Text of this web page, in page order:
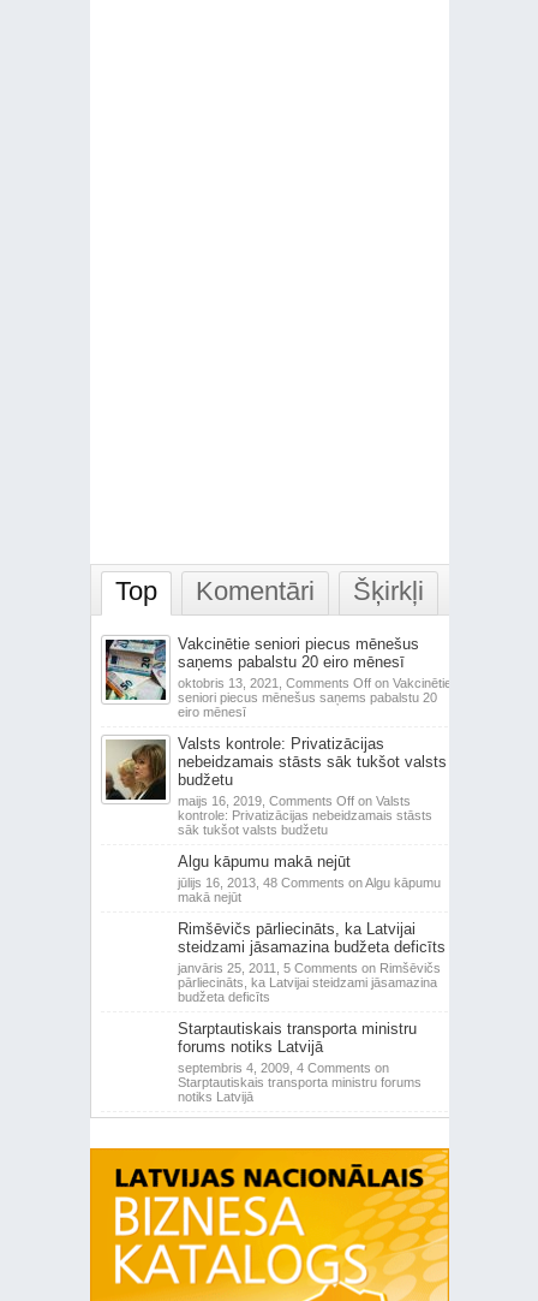
Top Komentāri Šķirkļi
Vakcinētie seniori piecus mēnešus
saņems pabalstu 20 eiro mēnesī
oktobris 13, 2021, Comments Offon Vakcinētie
seniori piecus mēnešus saņems pabalstu 20
eiro mēnesī
Valsts kontrole: Privatizācijas
nebeidzamais stāsts sāk tukšot valsts
budžetu
maijs 16, 2019, Comments Offon Valsts
kontrole: Privatizācijas nebeidzamais stāsts
sāk tukšot valsts budžetu
Algu kāpumu makā nejūt
jūlijs 16, 2013, 48 Comments on Algu kāpumu
makā nejūt
Rimšēvičs pārliecināts, ka Latvijai
steidzami jāsamazina budžeta deficīts
janvāris 25, 2011, 5 Comments on Rimšēvičs
pārliecināts, ka Latvijai steidzami jāsamazina
budžeta deficīts
Starptautiskais transporta ministru
forums notiks Latvijā
septembris 4, 2009, 4 Comments on
Starptautiskais transporta ministru forums
notiks Latvijā